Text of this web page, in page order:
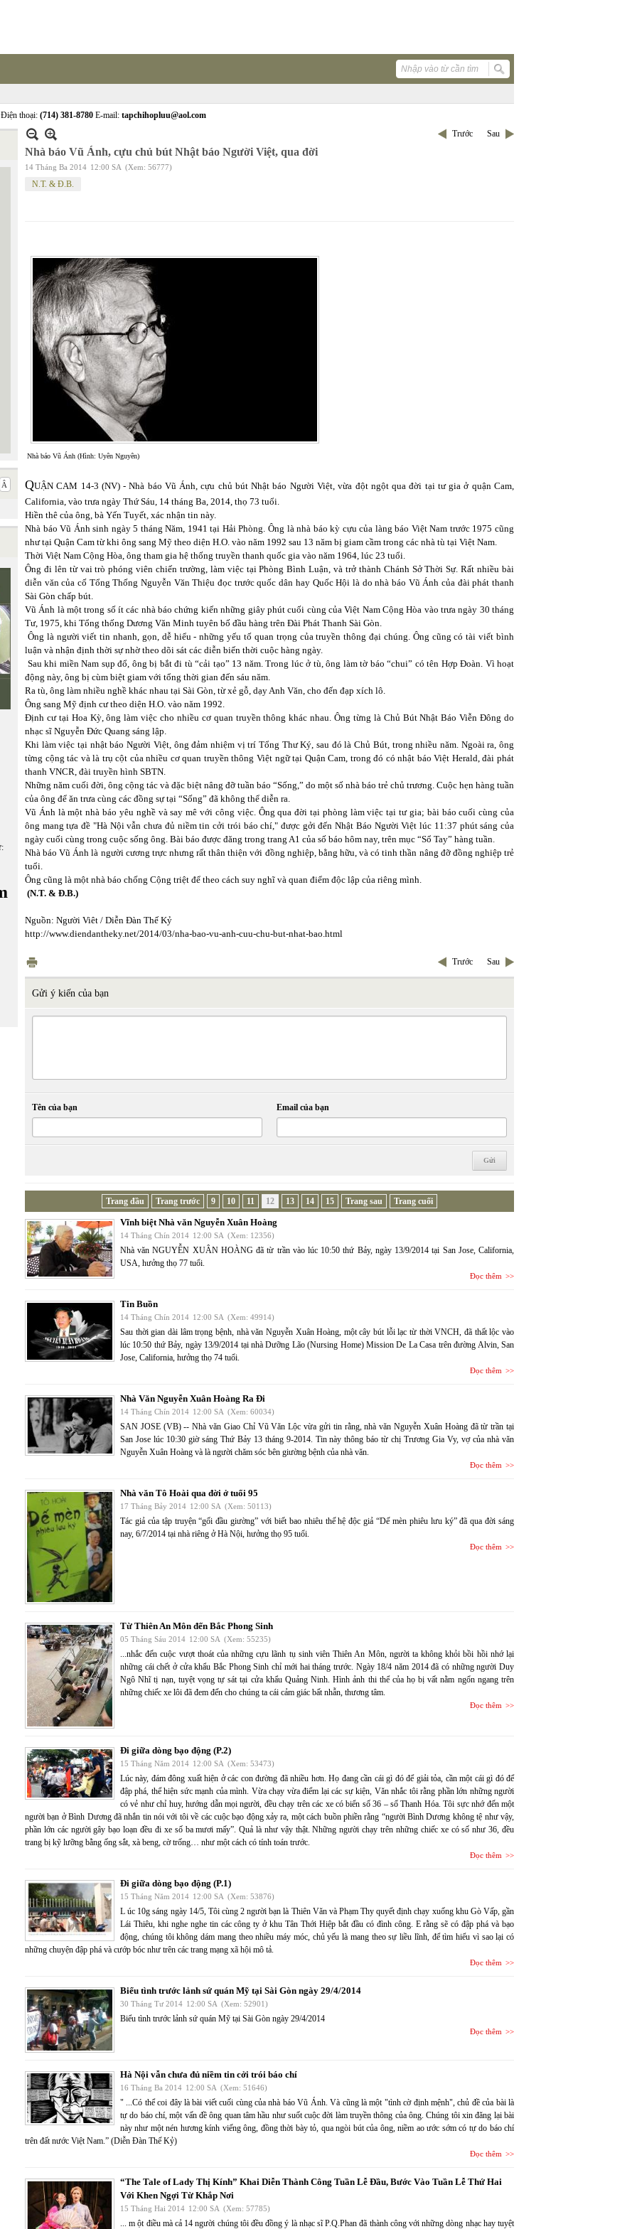
thoại: (714) 381-8780 E-mail: tapchihopluu@aol.com
Trước Sau
Nhà báo Vũ Ánh, cựu chủ bút Nhật báo Người Việt, qua đời
14 Tháng Ba 2014 12:00 SA (Xem: 56777)
N.T. & Đ.B.
Nhà báo Vũ Ánh (Hình: Uyên Nguyên)
QUẬN CAM 14-3 (NV) - Nhà báo Vũ Ánh, cựu chủ bút Nhật báo Người Việt, vừa đột ngột qua đời tại tư gia ở quận Cam,
California, vào trưa ngày Thứ Sáu, 14 tháng Ba, 2014, thọ 73 tuổi.
Hiền thê của ông, bà Yến Tuyết, xác nhận tin này.
Nhà báo Vũ Ánh sinh ngày 5 tháng Năm, 1941 tại Hải Phòng. Ông là nhà báo kỳ cựu của làng báo Việt Nam trước 1975 cũng
như tại Quận Cam từ khi ông sang Mỹ theo diện H.O. vào năm 1992 sau 13 năm bị giam cầm trong các nhà tù tại Việt Nam.
Thời Việt Nam Cộng Hòa, ông tham gia hệ thống truyền thanh quốc gia vào năm 1964, lúc 23 tuổi.
Ông đi lên từ vai trò phóng viên chiến trường, làm việc tại Phòng Bình Luận, và trở thành Chánh Sở Thời Sự. Rất nhiều bài
diễn văn của cố Tổng Thống Nguyễn Văn Thiệu đọc trước quốc dân hay Quốc Hội là do nhà báo Vũ Ánh của đài phát thanh
Sài Gòn chấp bút.
Vũ Ánh là một trong số ít các nhà báo chứng kiến những giây phút cuối cùng của Việt Nam Cộng Hòa vào trưa ngày 30 tháng
Tư, 1975, khi Tổng thống Dương Văn Minh tuyên bố đầu hàng trên Đài Phát Thanh Sài Gòn.
Ông là người viết tin nhanh, gọn, dễ hiểu - những yếu tố quan trọng của truyền thông đại chúng. Ông cũng có tài viết bình
luận và nhận định thời sự nhờ theo dõi sát các diễn biến thời cuộc hàng ngày.
Sau khi miền Nam sụp đổ, ông bị bắt đi tù “cải tạo” 13 năm. Trong lúc ở tù, ông làm tờ báo “chui” có tên Hợp Đoàn. Vì hoạt
động này, ông bị cùm biệt giam với tổng thời gian đến sáu năm.
Ra tù, ông làm nhiều nghề khác nhau tại Sài Gòn, từ xẻ gỗ, dạy Anh Văn, cho đến đạp xích lô.
Ông sang Mỹ định cư theo diện H.O. vào năm 1992.
Định cư tại Hoa Kỳ, ông làm việc cho nhiều cơ quan truyền thông khác nhau. Ông từng là Chủ Bút Nhật Báo Viễn Đông do
nhạc sĩ Nguyễn Đức Quang sáng lập.
Khi làm việc tại nhật báo Người Việt, ông đảm nhiệm vị trí Tổng Thư Ký, sau đó là Chủ Bút, trong nhiều năm. Ngoài ra, ông
từng cộng tác và là trụ cột của nhiều cơ quan truyền thông Việt ngữ tại Quận Cam, trong đó có nhật báo Việt Herald, đài phát
thanh VNCR, đài truyền hình SBTN.
Những năm cuối đời, ông cộng tác và đặc biệt nâng đỡ tuần báo “Sống,” do một số nhà báo trẻ chủ trương. Cuộc hẹn hàng tuần
của ông để ăn trưa cùng các đồng sự tại “Sống” đã không thể diễn ra.
Vũ Ánh là một nhà báo yêu nghề và say mê với công việc. Ông qua đời tại phòng làm việc tại tư gia; bài báo cuối cùng của
ông mang tựa đề "Hà Nội vẫn chưa đủ niềm tin cởi trói báo chí," được gởi đến Nhật Báo Người Việt lúc 11:37 phút sáng của
ngày cuối cùng trong cuộc sống ông. Bài báo được đăng trong trang A1 của số báo hôm nay, trên mục “Sổ Tay” hàng tuần.
Nhà báo Vũ Ánh là người cương trực nhưng rất thân thiện với đồng nghiệp, bằng hữu, và có tinh thần nâng đỡ đồng nghiệp trẻ
tuổi.
Ông cũng là một nhà báo chống Cộng triệt để theo cách suy nghĩ và quan điểm độc lập của riêng mình.
(N.T. & Đ.B.)
Nguồn: Người Viêt / Diễn Đàn Thế Kỷ
http://www.diendantheky.net/2014/03/nha-bao-vu-anh-cuu-chu-but-nhat-bao.html
Trước Sau
Gửi ý kiến của bạn
Tên của bạn Email của bạn
Trang đầu Trang trước 9 10 11 12 13 14 15 Trang sau Trang cuối
Vĩnh biệt Nhà văn Nguyễn Xuân Hoàng
14 Tháng Chín 2014 12:00 SA (Xem: 12356)
Nhà văn NGUYỄN XUÂN HOÀNG đã từ trần vào lúc 10:50 thứ Bảy, ngày 13/9/2014 tại San Jose, California,
USA, hưởng thọ 77 tuổi.
Đọc thêm
Tin Buồn
14 Tháng Chín 2014 12:00 SA (Xem: 49914)
Sau thời gian dài lâm trọng bệnh, nhà văn Nguyễn Xuân Hoàng, một cây bút lỗi lạc từ thời VNCH, đã thất lộc vào
lúc 10:50 thứ Bảy, ngày 13/9/2014 tại nhà Dưỡng Lão (Nursing Home) Mission De La Casa trên đường Alvin, San
Jose, California, hưởng thọ 74 tuổi.
Đọc thêm
Nhà Văn Nguyễn Xuân Hoàng Ra Đi
14 Tháng Chín 2014 12:00 SA (Xem: 60034)
SAN JOSE (VB) -- Nhà văn Giao Chỉ Vũ Văn Lộc vừa gửi tin rằng, nhà văn Nguyễn Xuân Hoàng đã từ trần tại
San Jose lúc 10:30 giờ sáng Thứ Bảy 13 tháng 9-2014. Tin này thông báo từ chị Trương Gia Vy, vợ của nhà văn
Nguyễn Xuân Hoàng và là người chăm sóc bên giường bệnh của nhà văn.
Đọc thêm
Nhà văn Tô Hoài qua đời ở tuổi 95
17 Tháng Bảy 2014 12:00 SA (Xem: 50113)
Tác giả của tập truyện “gối đầu giường” với biết bao nhiêu thế hệ độc giả “Dế mèn phiêu lưu ký” đã qua đời sáng
nay, 6/7/2014 tại nhà riêng ở Hà Nội, hưởng thọ 95 tuổi.
Đọc thêm
Từ Thiên An Môn đến Bắc Phong Sinh
05 Tháng Sáu 2014 12:00 SA (Xem: 55235)
...nhắc đến cuộc vượt thoát của những cựu lãnh tụ sinh viên Thiên An Môn, người ta không khỏi bồi hồi nhớ lại
những cái chết ở cửa khẩu Bắc Phong Sinh chỉ mới hai tháng trước. Ngày 18/4 năm 2014 đã có những người Duy
Ngô Nhĩ tị nạn, tuyệt vọng tự sát tại cửa khẩu Quảng Ninh. Hình ảnh thi thể của họ bị vất nằm ngổn ngang trên
những chiếc xe lôi đã đem đến cho chúng ta cái cảm giác bất nhẫn, thương tâm.
Đọc thêm
Đi giữa dòng bạo động (P.2)
15 Tháng Năm 2014 12:00 SA (Xem: 53473)
Lúc này, đám đông xuất hiện ở các con đường đã nhiều hơn. Họ đang cần cái gì đó để giải tỏa, cần một cái gì đó để
đập phá, thể hiện sức mạnh của mình. Vừa chạy vừa điểm lại các sự kiện, Văn nhắc tôi rằng phần lớn những người
có vẻ như chỉ huy, hướng dẫn mọi người, đều chạy trên các xe có biển số 36 – số Thanh Hóa. Tôi sực nhớ đến một
người bạn ở Bình Dương đã nhắn tin nói với tôi về các cuộc bạo động xảy ra, một cách buồn phiền rằng “người Bình Dương không tệ như vậy,
phần lớn các người gây bạo loạn đều đi xe số ba mươi mấy”. Quả là như vậy thật. Những người chạy trên những chiếc xe có số như 36, đều
trang bị kỹ lưỡng bằng ống sắt, xà beng, cờ trống… như một cách có tính toán trước.
Đọc thêm
Đi giữa dòng bạo động (P.1)
15 Tháng Năm 2014 12:00 SA (Xem: 53876)
L úc 10g sáng ngày 14/5, Tôi cùng 2 người bạn là Thiên Văn và Phạm Thy quyết định chạy xuống khu Gò Vấp, gần
Lái Thiêu, khi nghe nghe tin các công ty ở khu Tân Thới Hiệp bắt đầu có đình công. E rằng sẽ có đập phá và bạo
động, chúng tôi không dám mang theo nhiều máy móc, chủ yếu là mang theo sự liều lĩnh, để tìm hiểu vì sao lại có
những chuyện đập phá và cướp bóc như trên các trang mạng xã hội mô tả.
Đọc thêm
Biểu tình trước lảnh sứ quán Mỹ tại Sài Gòn ngày 29/4/2014
30 Tháng Tư 2014 12:00 SA (Xem: 52901)
Biểu tình trước lảnh sứ quán Mỹ tại Sài Gòn ngày 29/4/2014
Đọc thêm
Hà Nội vẫn chưa đủ niềm tin cởi trói báo chí
16 Tháng Ba 2014 12:00 SA (Xem: 51646)
" ...Có thể coi đây là bài viết cuối cùng của nhà báo Vũ Ánh. Và cũng là một "tình cờ định mệnh", chủ đề của bài là
tự do báo chí, một vấn đề ông quan tâm hầu như suốt cuộc đời làm truyền thông của ông. Chúng tôi xin đăng lại bài
này như một nén hương kính viếng ông, đồng thời bày tỏ, qua ngòi bút của ông, niềm ao ước sớm có tự do báo chí
trên đất nước Việt Nam.” (Diễn Đàn Thế Kỷ)
Đọc thêm
“The Tale of Lady Thị Kính” Khai Diễn Thành Công Tuần Lễ Đầu, Bước Vào Tuần Lễ Thứ Hai
Với Khen Ngợi Từ Khắp Nơi
15 Tháng Hai 2014 12:00 SA (Xem: 57785)
... m ột điều mà cả 14 người chúng tôi đều đồng ý là nhạc sĩ P.Q.Phan đã thành công với những dòng nhạc hay tuyệt